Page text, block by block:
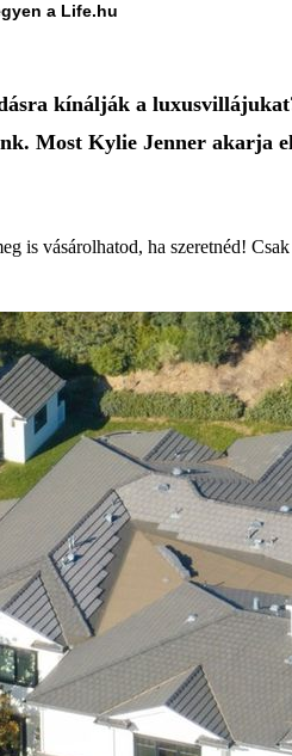
a Life.hu
kínálják a
Most Kylie Jenner akarja
is vásárolhatod, ha szeretnéd!